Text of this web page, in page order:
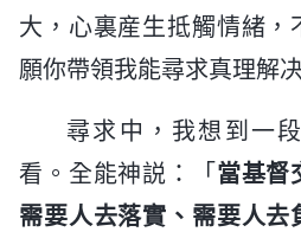
大，心裏産生抵觸情緒，
願你帶領我能尋求真理解
尋求中，我想到一
看。全能神説：「 當基督
需要人去落實、需要人去